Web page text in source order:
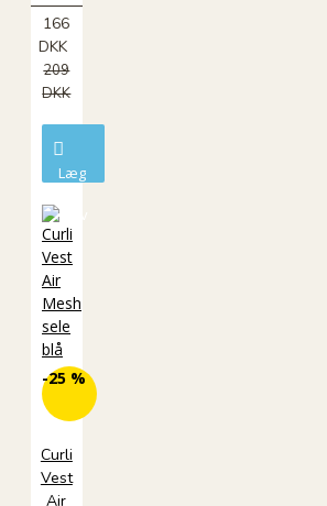
166
DKK
209
DKK
Læg
kurv
-25 %
Curli
Vest
Air